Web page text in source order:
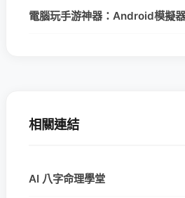
電腦玩手游神器：Android模擬
相關連結
AI 八字命理學堂